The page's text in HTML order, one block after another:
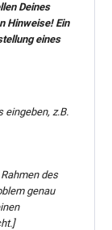
Deines
Hinweise! Ein
eines
eingeben, z.B.
des
genau